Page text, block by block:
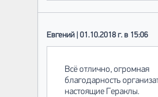
Евгений | 01.10.2018 г. в 15:06
Всё отлично, огромная
благодарность
настоящие Гераклы.